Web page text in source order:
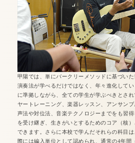
甲陽では、単にバークリーメソッドに基づいた
演奏法が学べるだけではなく、年々進化して
に準拠しながら、全ての学生が学ぶべきとさ
ヤートレーニング、楽器レッスン、アンサン
声法や対位法、音楽テクノロジーまでをも習
を受け継ぎ、生きがいとするためのコア（核
できます。さらに本校で学んだそれらの科目
際には編入単位として認められ、通常の4年間